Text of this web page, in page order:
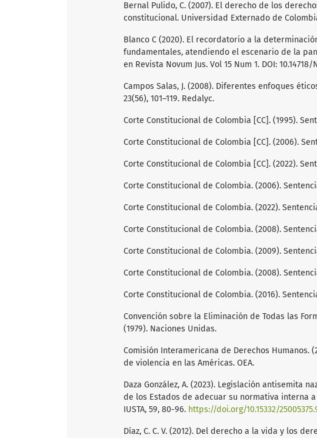
Bernal Pulido, C. (2007). El derecho de los
constitucional. Universidad Externado de
Blanco C (2020). El recordatorio a la
fundamentales, atendiendo el escenario de la
en Revista Novum Jus. Vol 15 Num 1. DOI: 10.14718/
Campos Salas, J. (2008). Diferentes enfoques
23(56), 101–119. Redalyc.
Corte Constitucional de Colombia [CC]. (1995).
Corte Constitucional de Colombia [CC]. (2006).
Corte Constitucional de Colombia [CC]. (2022).
Corte Constitucional de Colombia. (2006).
Corte Constitucional de Colombia. (2022).
Corte Constitucional de Colombia. (2008).
Corte Constitucional de Colombia. (2009).
Corte Constitucional de Colombia. (2008).
Corte Constitucional de Colombia. (2016).
Convención sobre la Eliminación de Todas las
(1979). Naciones Unidas.
Comisión Interamericana de Derechos Humanos.
de violencia en las Américas. OEA.
Daza González, A. (2023). Legislación antisemita
de los Estados de adecuar su normativa interna
IUSTA, 59, 80-96. https://doi.org/10.15332/
Díaz, C. C. V. (2012). Del derecho a la vida y los